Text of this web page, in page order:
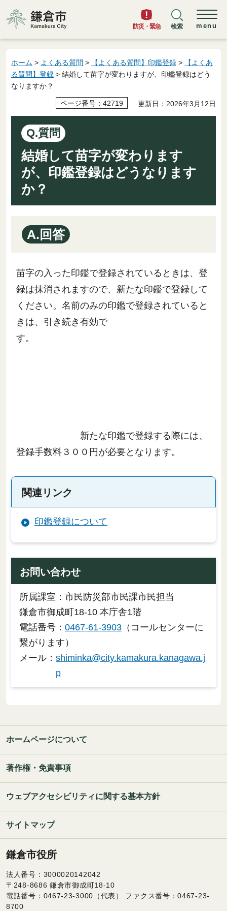
鎌倉市
防災・緊急 検索 menu
ホーム > よくある質問 > 【よくある質問】印鑑登録 >
【よくあ
る質問】登録 > 結婚して苗字が変わりますが、印鑑登録はどう
なりますか？
ページ番号：42719 更新日：2026年3月12日
Q.質問
結婚して苗字が変わります
が、印鑑登録はどうなります
か？
A.回答
苗字の入った印鑑で登録されているときは、登
録は抹消されますので、新たな印鑑で登録して
ください。名前のみの印鑑で登録されていると
きは、引き続き有効で
す。
新たな印鑑で登録する際には、
登録手数料３００円が必要となります。
関連リンク
印鑑登録について
お問い合わせ
所属課室：市民防災部市民課市民担当
鎌倉市御成町18-10 本庁舎1階
電話番号： 0467-61-3903 （コールセンターに
繋がります）
メール： shiminka@city.kamakura.kanagawa.j
p
ホームページについて
著作権・免責事項
ウェブアクセシビリティに関する基本方針
サイトマップ
鎌倉市役所
法人番号：3000020142042
〒248-8686 鎌倉市御成町18-10
電話番号：0467-23-3000（代表） ファクス番号：0467-23-
8700